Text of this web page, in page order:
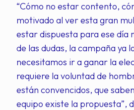
“Cómo no estar contento,
motivado al ver esta gran
estar dispuesta para ese día
de las dudas, la campaña ya
necesitamos ir a ganar la
requiere la voluntad de
están convencidos, que
equipo existe la propuesta”,